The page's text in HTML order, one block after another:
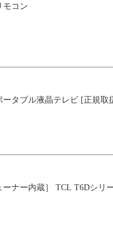
モコン
タブル液晶テレビ [正規取
ナー内蔵］ TCL T6Dシリ